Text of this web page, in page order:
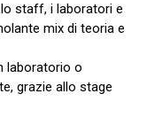
staff, i laboratori e
mix di teoria e
laboratorio o
grazie allo stage